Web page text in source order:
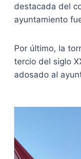
destacada del
ayuntamiento
Por último, la
tercio del siglo
adosado al